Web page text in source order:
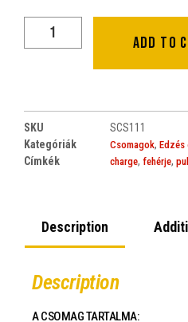
Add to
SKU
SCS111
Kategóriák
Csomagok,
Címkék charge, fehérje,
Description
Description
A CSOMAG TARTALMA: